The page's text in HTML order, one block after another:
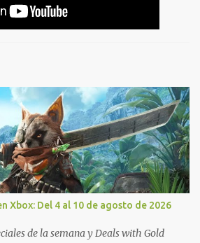
Xbox: Del 4 al 10 de agosto de 2026
de la semana y Deals with Gold